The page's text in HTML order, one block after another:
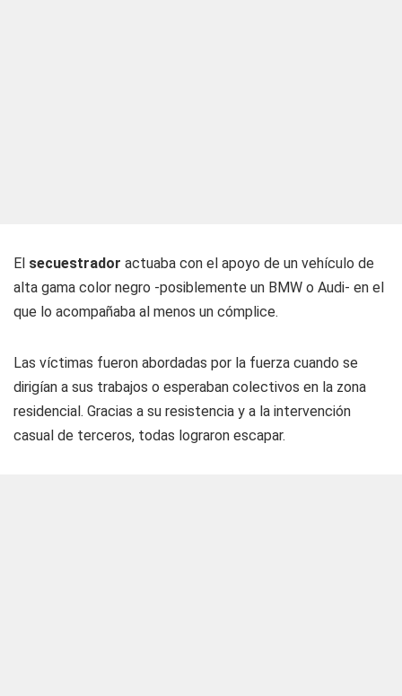
El secuestrador actuaba con el apoyo de un vehículo de
alta gama color negro -posiblemente un BMW o Audi- en el
que lo acompañaba al menos un cómplice.
Las víctimas fueron abordadas por la fuerza cuando se
dirigían a sus trabajos o esperaban colectivos en la zona
residencial. Gracias a su resistencia y a la intervención
casual de terceros, todas lograron escapar.